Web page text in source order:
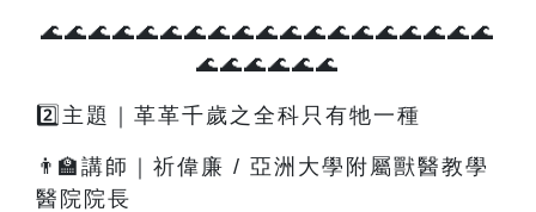
🌊🌊🌊🌊🌊🌊🌊🌊🌊🌊🌊🌊🌊🌊🌊🌊🌊🌊🌊
🌊🌊🌊🌊🌊🌊
2️⃣主題｜革革千歲之全科只有牠一種
👨‍🏫講師｜祈偉廉 / 亞洲大學附屬獸醫教學
醫院院長